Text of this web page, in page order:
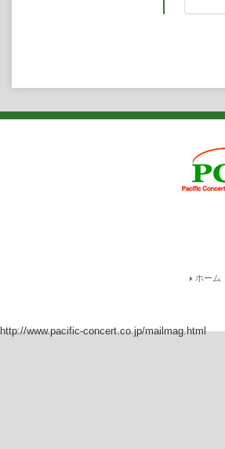
ホーム
http://www.pacific-concert.co.jp/mailmag.html